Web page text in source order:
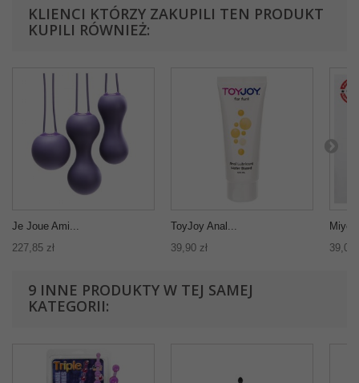
KLIENCI KTÓRZY ZAKUPILI TEN PRODUKT
KUPILI RÓWNIEŻ:
Je Joue Ami...
227,85 zł
ToyJoy Anal...
39,90 zł
39,00
9 INNE PRODUKTY W TEJ SAMEJ
KATEGORII: